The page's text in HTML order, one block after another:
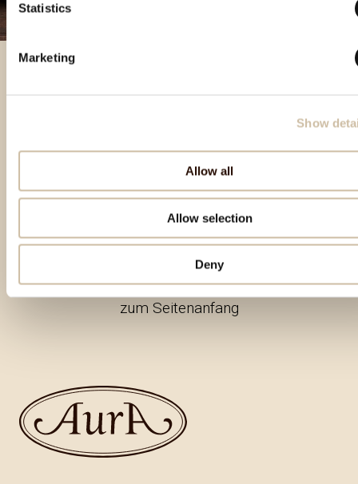
Statistics
Marketing
Show
Allow all
Allow selection
Deny
zum Seitenanfang